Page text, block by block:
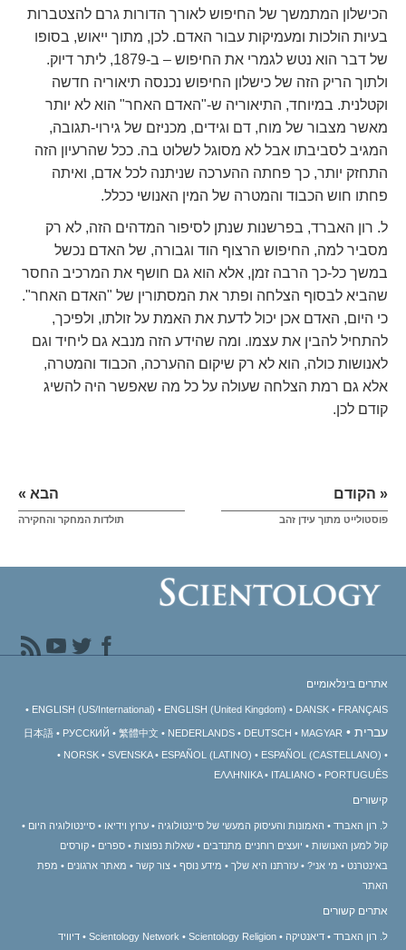
הכישלון המתמשך של החיפוש לאורך הדורות גרם להצטברות
בעיות הולכות ומעמיקות עבור האדם. לכן, מתוך ייאוש, בסופו
של דבר הוא נטש לגמרי את החיפוש – ב-1879, ליתר דיוק.
ולתוך הריק הזה של כישלון החיפוש נכנסה תיאוריה חדשה
וקטלנית. במיוחד, התיאוריה ש-"האדם האחר" הוא לא יותר
מאשר מצבור של מוח, דם וגידים, מכניזם של גירוי-תגובה,
המגיב לסביבתו אבל לא מסוגל לשלוט בה. ככל שהרעיון הזה
התחזק יותר, כך פחתה ההערכה שניתנה לכל אדם, ואיתה
פחתו חוש הכבוד והמטרה של המין האנושי ככלל.
ל. רון האברד, בפרשנות שנתן לסיפור המדהים הזה, לא רק
מסביר למה, החיפוש הרצוף הוד וגבורה, של האדם נכשל
במשך כל-כך הרבה זמן, אלא הוא גם חושף את המרכיב החסר
שהביא לבסוף הצלחה ופתר את המסתורין של "האדם האחר".
כי היום, האדם אכן יכול לדעת את האמת על זולתו, ולפיכך,
להתחיל להבין את עצמו. ומה שהידע הזה מנבא גם ליחיד וגם
לאנושות כולה, הוא לא רק שיקום ההערכה, הכבוד והמטרה,
אלא גם רמת הצלחה שעולה על כל מה שאפשר היה להשיג
קודם לכן.
« הקודם
פוסטולייט מתוך עידן זהב
הבא »
תולדות המחקר והחקירה
אתרים בינלאומיים
ENGLISH (US/International) ENGLISH (United Kingdom) DANSK FRANÇAIS
עברית 日本語 РУССКИЙ 繁體中文 NEDERLANDS DEUTSCH
MAGYAR
NORSK
SVENSKA ESPAÑOL (LATINO)
ESPAÑOL (CASTELLANO)
ΕΛΛΗΝΙΚA
ITALIANO PORTUGUÊS
קישורים
ל. רון האברד האמונות והעיסוק המעשי של סיינטולוגיה ערוץ וידיאו
סיינטולוגיה היום
קול למען האנושות
יועצים רוחניים מתנדבים שאלות נפוצות ספרים
קורסים
באינטרנט
מי אני? עזרתנו היא שלך מידע נוסף צור קשר מאתר ארגונים
מפת
האתר
אתרים קשורים
ל. רון האברד דיאנטיקה Scientology Network Scientology Religion דיוויד